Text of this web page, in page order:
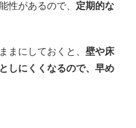
性があるので、 定期的な
まにしておくと、 壁や床
しにくくなるので、早め